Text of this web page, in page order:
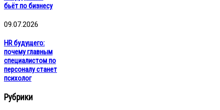
бьёт по бизнесу
09.07.2026
HR будущего:
почему главным
специалистом по
персоналу станет
психолог
Рубрики